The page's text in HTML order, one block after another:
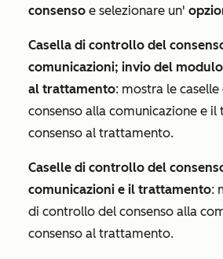
consenso e selezionare un'
Casella di controllo del
comunicazioni; invio del
al trattamento: mostra le
consenso alla comunicazione e il
consenso al trattamento.
Caselle di controllo del
comunicazioni e il trattamento:
di controllo del consenso alla
consenso al trattamento.